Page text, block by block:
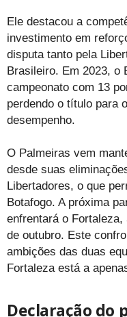
Ele destacou a
investimento em
disputa tanto pela
Brasileiro. Em 2023, o
campeonato com 13
perdendo o título para
desempenho.
O Palmeiras vem
desde suas
Libertadores, o que
Botafogo. A próxima
enfrentará o
de outubro. Este
ambições das duas
Fortaleza está a
Declaração do